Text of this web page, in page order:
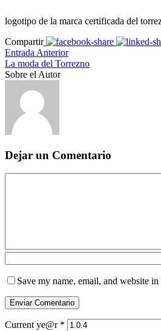
logotipo de la marca certificada del
Compartir
Entrada Anterior
La moda del Torrezno
Sobre el Autor
Dejar un Comentario
Save my name, email, and website
Current ye@r *